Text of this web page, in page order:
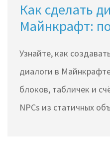
Как сделать
Майнкрафт:
Узнайте, как
диалоги в
блоков, табличек и
NPCs из статичных